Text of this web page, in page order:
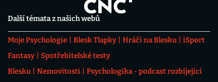
Další témata z našich webů
Moje Psychologie Blesk Tlapky Hráči na Blesku
iSport
Fantasy
Spotřebitelské testy
Blesku
Nemovitosti
Psychologika - podcast rozbíjející